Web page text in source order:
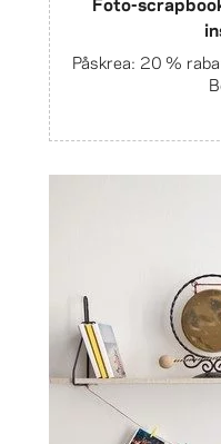
Påskrea: 20 %